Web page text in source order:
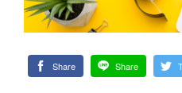
Share Share